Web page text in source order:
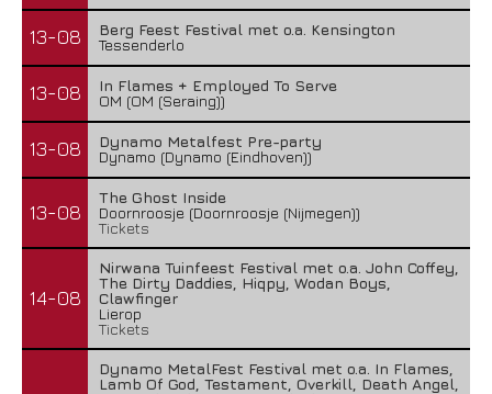
13-08
Berg Feest Festival met o.a. Kensington
Tessenderlo
13-08
In Flames + Employed To Serve
OM (OM (Seraing))
13-08
Dynamo Metalfest Pre-party
Dynamo (Dynamo (Eindhoven))
13-08
The Ghost Inside
Doornroosje (Doornroosje (Nijmegen))
Tickets
14-08
Nirwana Tuinfeest Festival met o.a. John Coffey,
The Dirty Daddies, Hiqpy, Wodan Boys,
Clawfinger
Lierop
Tickets
Dynamo MetalFest Festival met o.a. In Flames,
Lamb Of God, Testament, Overkill, Death Angel,